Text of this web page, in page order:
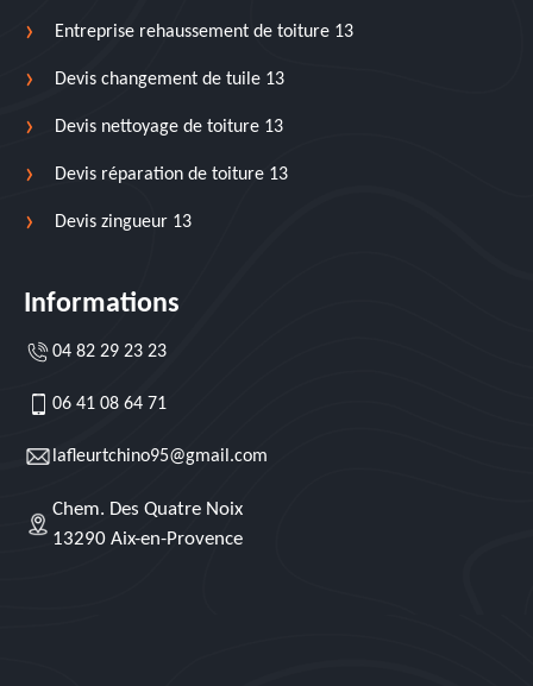
Entreprise rehaussement de toiture 13
Devis changement de tuile 13
Devis nettoyage de toiture 13
Devis réparation de toiture 13
Devis zingueur 13
Informations
04 82 29 23 23
06 41 08 64 71
lafleurtchino95@gmail.com
Chem. Des Quatre Noix
13290 Aix-en-Provence